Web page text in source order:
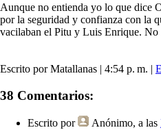
Aunque no entienda yo lo que dice
por la seguridad y confianza con la
vacilaban el Pitu y Luis Enrique. No
Escrito por Matallanas | 4:54 p. m. |
38 Comentarios:
Escrito por Anónimo, a las